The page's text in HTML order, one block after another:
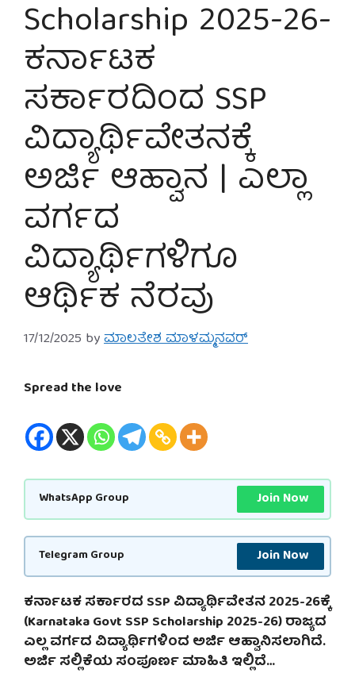
Scholarship 2025-26-
ಕರ್ನಾಟಕ
ಸರ್ಕಾರದಿಂದ SSP
ವಿದ್ಯಾರ್ಥಿವೇತನಕ್ಕೆ
ಅರ್ಜಿ ಆಹ್ವಾನ | ಎಲ್ಲಾ
ವರ್ಗದ
ವಿದ್ಯಾರ್ಥಿಗಳಿಗೂ
ಆರ್ಥಿಕ ನೆರವು
17/12/2025 byಮಾಲತೇಶ ಮಾಳಮ್ಮನವರ್
Spread the love
WhatsApp Group Join Now
Telegram Group Join Now
ಕರ್ನಾಟಕ ಸರ್ಕಾರದ SSP ವಿದ್ಯಾರ್ಥಿವೇತನ 2025-26ಕ್ಕೆ
(Karnataka Govt SSP Scholarship 2025-26) ರಾಜ್ಯದ
ಎಲ್ಲ ವರ್ಗದ ವಿದ್ಯಾರ್ಥಿಗಳಿಂದ ಅರ್ಜಿ ಆಹ್ವಾನಿಸಲಾಗಿದೆ.
ಅರ್ಜಿ ಸಲ್ಲಿಕೆಯ ಸಂಪೂರ್ಣ ಮಾಹಿತಿ ಇಲ್ಲಿದೆ…